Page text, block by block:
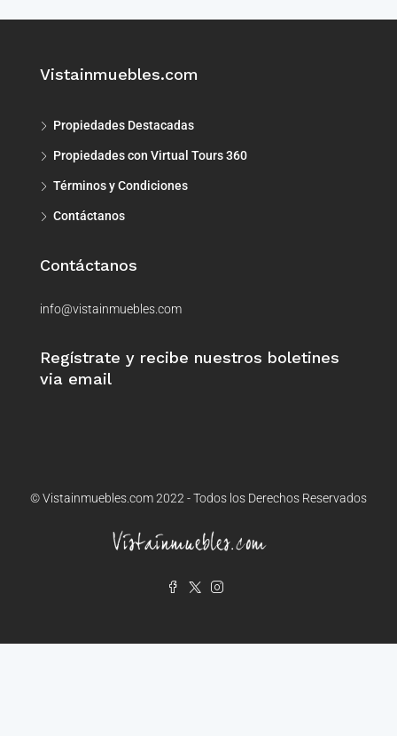
Vistainmuebles.com
Propiedades Destacadas
Propiedades con Virtual Tours 360
Términos y Condiciones
Contáctanos
Contáctanos
info@vistainmuebles.com
Regístrate y recibe nuestros boletines
via email
© Vistainmuebles.com 2022 - Todos los Derechos Reservados